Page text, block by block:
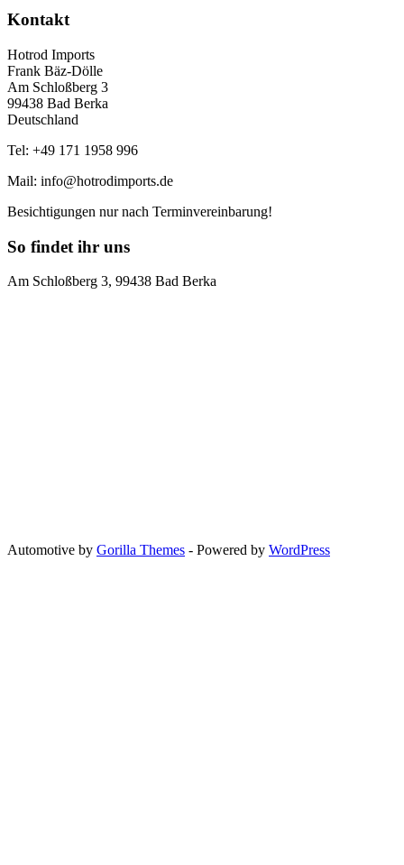
Kontakt
Hotrod Imports
Frank Bäz-Dölle
Am Schloßberg 3
99438 Bad Berka
Deutschland
Tel: +49 171 1958 996
Mail: info@hotrodimports.de
Besichtigungen nur nach Terminvereinbarung!
So findet ihr uns
Am Schloßberg 3, 99438 Bad Berka
Automotive by Gorilla Themes - Powered by WordPress